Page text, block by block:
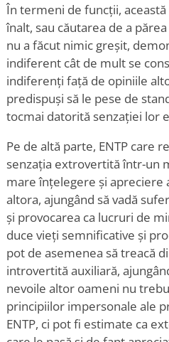
În termeni de funcții,
înalt, sau căutarea de a
nu a făcut nimic greșit,
indiferent cât de mult se
indiferenți față de opiniile
predispuși să le pese de
tocmai datorită senzației lor
Pe de altă parte, ENTP care
senzația extrovertită într-un
mare înțelegere și apreciere
altora, ajungând să vadă
și provocarea ca lucruri de
duce vieți semnificative și
pot de asemenea să treacă
introvertită auxiliară,
nevoile altor oameni nu
principiilor impersonale ale
ENTP, ci pot fi estimate ca